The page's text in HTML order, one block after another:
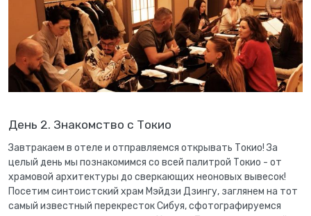
День 2. Знакомство с Токио
Завтракаем в отеле и отправляемся открывать Токио! За
целый день мы познакомимся со всей палитрой Токио - от
храмовой архитектуры до сверкающих неоновых вывесок!
Посетим синтоистский храм Мэйдзи Дзингу, заглянем на тот
самый известный перекресток Сибуя, сфотографируемся